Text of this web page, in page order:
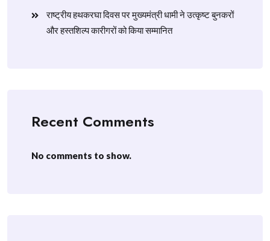
राष्ट्रीय हथकरघा दिवस पर मुख्यमंत्री धामी ने उत्कृष्ट बुनकरों
और हस्तशिल्प कारीगरों को किया सम्मानित
Recent Comments
No comments to show.